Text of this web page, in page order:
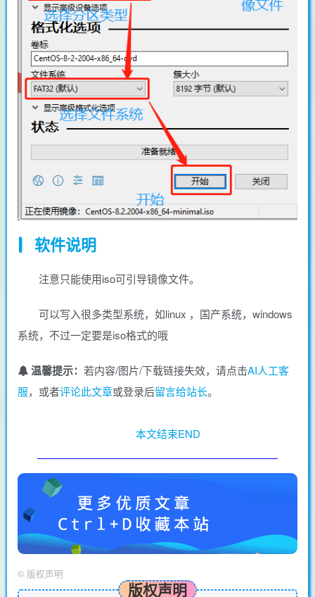
软件说明
注意只能使用iso可引导镜像文件。
可以写入很多类型系统，如linux ，国产系统，windows
系统，不过一定要是iso格式的哦
温馨提示： 若内容/图片/下载链接失效，请点击AI人工客
服，或者评论此文章或登录后留言给站长。
本文结束END
© 版权声明
版权声明